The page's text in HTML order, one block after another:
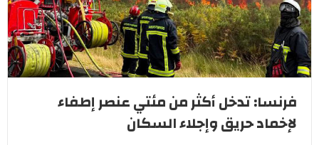
فرنسا: تدخل أكثر من مئتي عنصر إطفاء
لإخماد حريق وإجلاء السكان